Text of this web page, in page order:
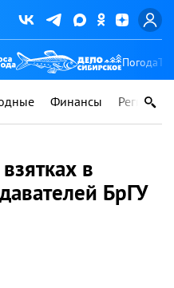
Погода
Финансы Регионы
в
БрГУ